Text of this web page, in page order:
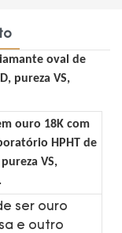
oval de
pureza VS,
ouro 18K com
HPHT de
VS,
ser ouro
e outro